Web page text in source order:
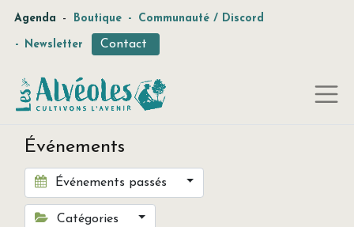
Agenda - Boutique - Communauté / Discord
- Newsletter Contact
Événements
Événements passés
Catégories